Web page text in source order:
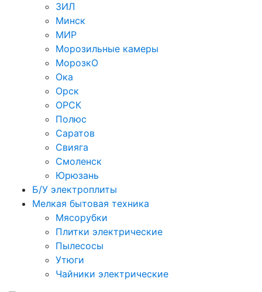
ЗИЛ
Минск
МИР
Морозильные камеры
МорозкО
Ока
Орск
ОРСК
Полюс
Саратов
Свияга
Смоленск
Юрюзань
Б/У электроплиты
Мелкая бытовая техника
Мясорубки
Плитки электрические
Пылесосы
Утюги
Чайники электрические